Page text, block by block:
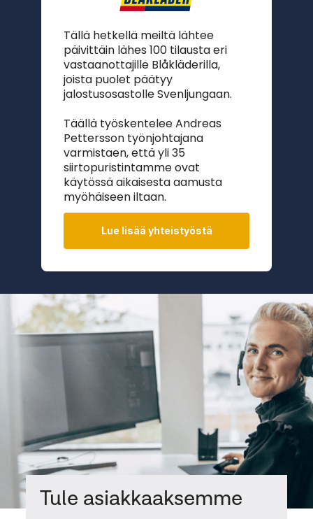
Tällä hetkellä meiltä lähtee
päivittäin lähes 100 tilausta eri
vastaanottajille Blåkläderilla,
joista puolet päätyy
jalostusosastolle Svenljungaan.
Täällä työskentelee Andreas
Pettersson työnjohtajana
varmistaen, että yli 35
siirtopuristintamme ovat
käytössä aikaisesta aamusta
myöhäiseen iltaan.
Lue lisää yhteistyöstä
Tule asiakkaaksemme